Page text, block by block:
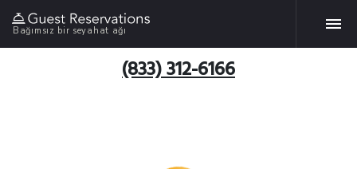
Bağımsız bir seyahat ağı
(833) 312-6166